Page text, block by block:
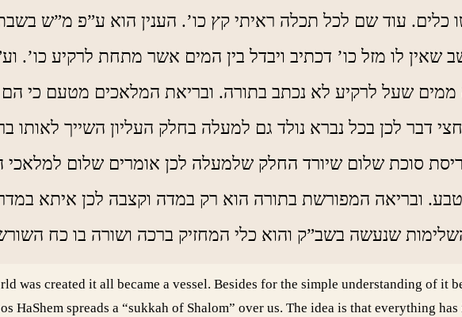
כלים. עוד שם לכל תכלה ראיתי קץ כו’. הענין הוא ע”פ מ”ש
לו מזל כו’ דכתיב ויבדל בין המים אשר מתחת לרקיע כו’.
ממים שעל לרקיע לא נכתב בתורה. ובריאת המלאכים מטעם כי
דבר לכן בכל נברא נולד גם למעלה בחלק העליון השייך לאותו
סוכת שלום שיורד החלק שלמעלה לכן אומרים שלום
ובריאה המפורשת בתורה הוא רק במדה וקצבה לכן איתא
שנעשה בשב”ק והוא כלי המחזיק ברכה ושורה בו כח
was created it all became a vessel. Besides for the simple understanding of it
HaShem spreads a “sukkah of Shalom” over us. The idea is that everything